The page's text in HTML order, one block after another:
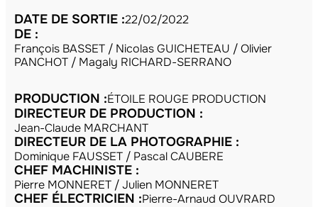
DATE DE SORTIE :22/02/2022
DE :
François BASSET / Nicolas GUICHETEAU / Olivier
PANCHOT / Magaly RICHARD-SERRANO
PRODUCTION :ÉTOILE ROUGE PRODUCTION
DIRECTEUR DE PRODUCTION :
Jean-Claude MARCHANT
DIRECTEUR DE LA PHOTOGRAPHIE :
Dominique FAUSSET / Pascal CAUBERE
CHEF MACHINISTE :
Pierre MONNERET / Julien MONNERET
CHEF ÉLECTRICIEN :Pierre-Arnaud OUVRARD